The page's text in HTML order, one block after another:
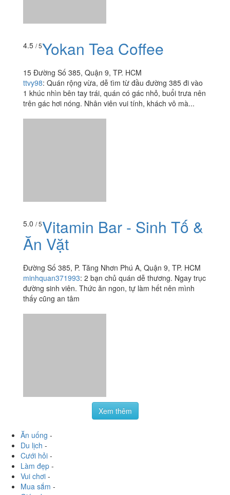
Vitamin Bar - Sinh Tố &
Ăn Vặt
Đường Số 385, P. Tăng Nhơn Phú A, Quận 9, TP. HCM
minhquan371993:2 bạn chủ quán dễ thương. Ngay trục
Ăn uống-
Du lịch-
Cưới hỏi-